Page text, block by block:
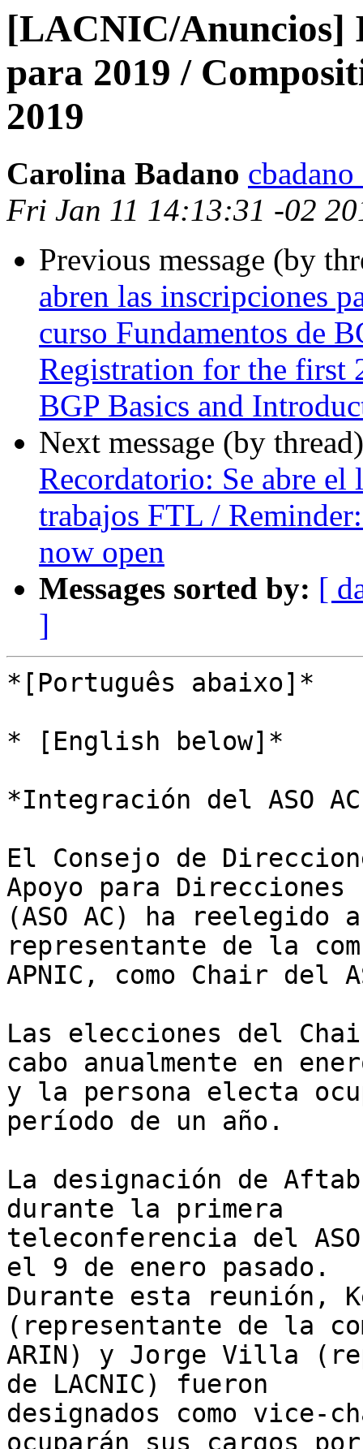
[LACNIC/Anuncios]
para 2019 /
2019
Carolina Badano
Fri Jan 11 14:13:31 -02
Previous message (by
abren las inscripciones
curso Fundamentos de
Registration for the first
BGP Basics and
Next message (by
Recordatorio: Se abre el
trabajos FTL /
now open
Messages sorted by: [
]
*[Português abaixo]*
* [English below]*
*Integración del ASO
El Consejo de
Apoyo para Direcciones
(ASO AC) ha
representante de la
APNIC, como Chair del
Las elecciones del
cabo anualmente en
y la persona electa
período de un año.
La designación de
durante la primera
teleconferencia del
el 9 de enero pasado.
Durante esta reunión,
(representante de la
ARIN) y Jorge Villa
de LACNIC) fueron
designados como vice-
ocuparán sus cargos